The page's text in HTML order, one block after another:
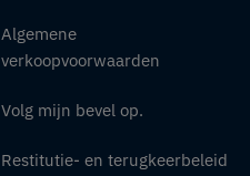
Algemene
verkoopvoorwaarden
Volg mijn bevel op.
Restitutie- en terugkeerbeleid